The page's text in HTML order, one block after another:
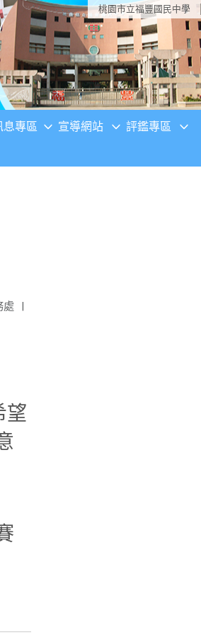
桃園市立福豐國民中學
息專區 宣導網站 評鑑專區
處 |
望